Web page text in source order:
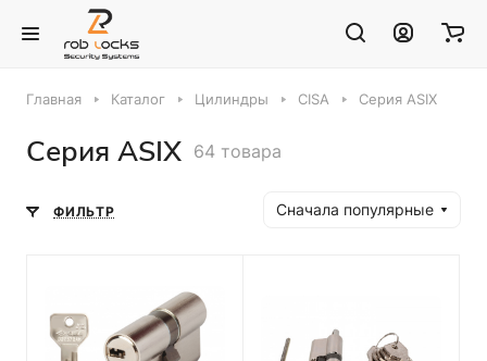
Главная Каталог Цилиндры CISA Серия ASIX
Серия ASIX 64 товара
ФИЛЬТР Сначала популярные